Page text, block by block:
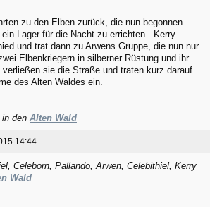
zu den Elben zurück, die nun begonnen
Lager für die Nacht zu errichten.. Kerry
und trat dann zu Arwens Gruppe, die nun nur
Elbenkriegern in silberner Rüstung und ihr
sie die Straße und traten kurz darauf
des Alten Waldes ein.
den Alten Wald
14:44
Celeborn, Pallando, Arwen, Celebithiel, Kerry
Wald